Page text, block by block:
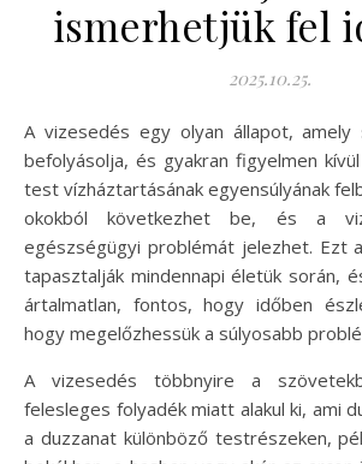
ismerhetjük fel
2025.10.25.
A vizesedés egy olyan állapot, amely sok ember életét
befolyásolja, és gyakran figyelmen
test vízháztartásának egyensúlyának
okokból következhet be, és a
egészségügyi problémát jelezhet. Ezt
tapasztalják mindennapi életük során,
ártalmatlan, fontos, hogy időben
hogy megelőzhessük a súlyosabb
A vizesedés többnyire a
felesleges folyadék miatt alakul ki, ami
a duzzanat különböző testrészeken,